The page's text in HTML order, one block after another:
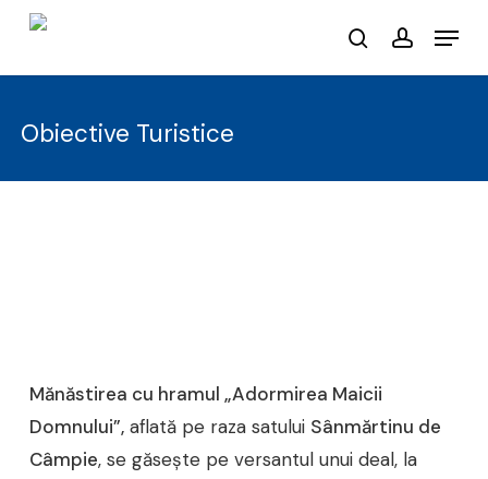
Skip
main
searchaccount
Menu
Obiective Turistice
Mănăstirea cu hramul „Adormirea Maicii
Domnului”,aflată pe raza satului Sânmărtinu de
Câmpie, se găseşte pe versantul unui deal, la